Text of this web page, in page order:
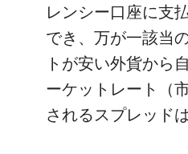
レンシー口座に支
でき、万が一該当
トが安い外貨から
ーケットレート（
されるスプレッド